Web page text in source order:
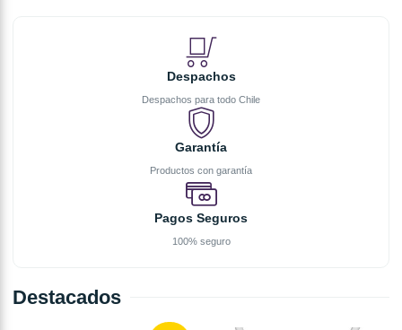
Despachos
Despachos para todo Chile
Garantía
Productos con garantía
Pagos Seguros
100% seguro
Destacados